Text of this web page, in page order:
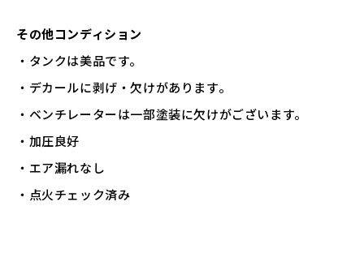
その他コンディション
・タンクは美品です。
・デカールに剥げ・欠けがあります。
・ベンチレーターは一部塗装に欠けがございます。
・加圧良好
・エア漏れなし
・点火チェック済み